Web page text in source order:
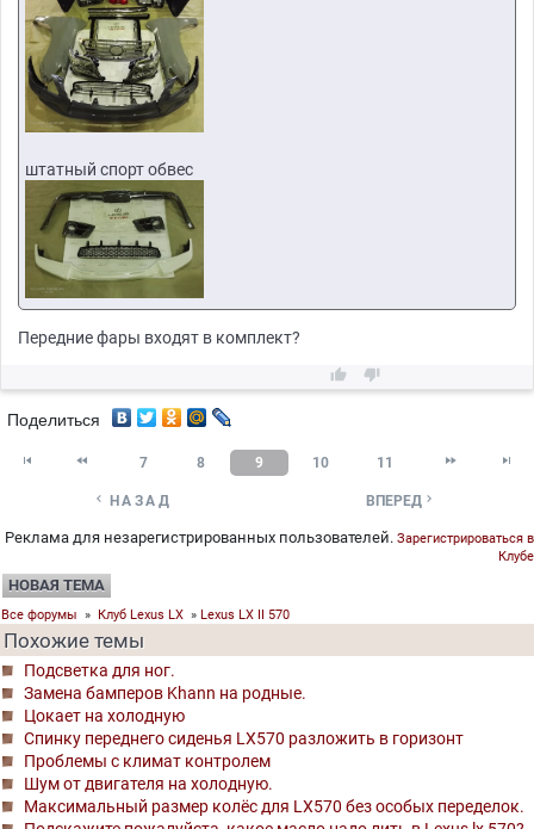
штатный спорт обвес
Передние фары входят в комплект?
 
Поделиться
  7 8 9 10 11  
 НАЗАД ВПЕРЕД 
Реклама для незарегистрированных пользователей. Зарегистрироваться в
Клубе
НОВАЯ ТЕМА
Все форумы » Клуб Lexus LX » Lexus LX II 570
Похожие темы
Подсветка для ног.
Замена бамперов Khann на родные.
Цокает на холодную
Спинку переднего сиденья LX570 разложить в горизонт
Проблемы с климат контролем
Шум от двигателя на холодную.
Максимальный размер колёс для LX570 без особых переделок.